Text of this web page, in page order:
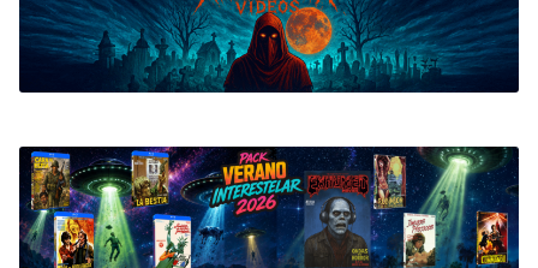
Bluray
Clasificada S
artwork
fantaterror